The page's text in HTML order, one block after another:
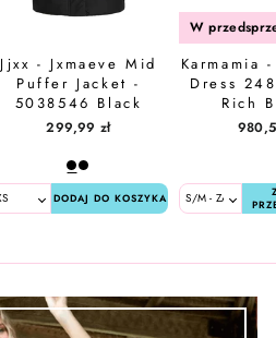
Jjxx - Jxmaeve Mid
Puffer Jacket -
5038546 Black
299,99 zł
DODAJ DO KOSZYKA
Karmamia
Dress
Rich